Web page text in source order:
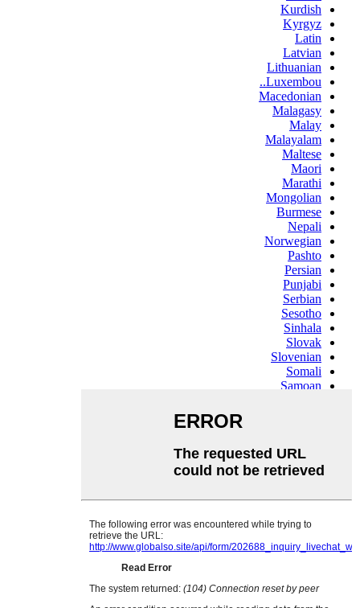
Kurdish
Kyrgyz
Latin
Latvian
Lithuanian
Luxembou..
Macedonian
Malagasy
Malay
Malayalam
Maltese
Maori
Marathi
Mongolian
Burmese
Nepali
Norwegian
Pashto
Persian
Punjabi
Serbian
Sesotho
Sinhala
Slovak
Slovenian
Somali
Samoan
Swahili
Tajik
Telugu
Ukrainian
Urdu
Welsh
Xhosa